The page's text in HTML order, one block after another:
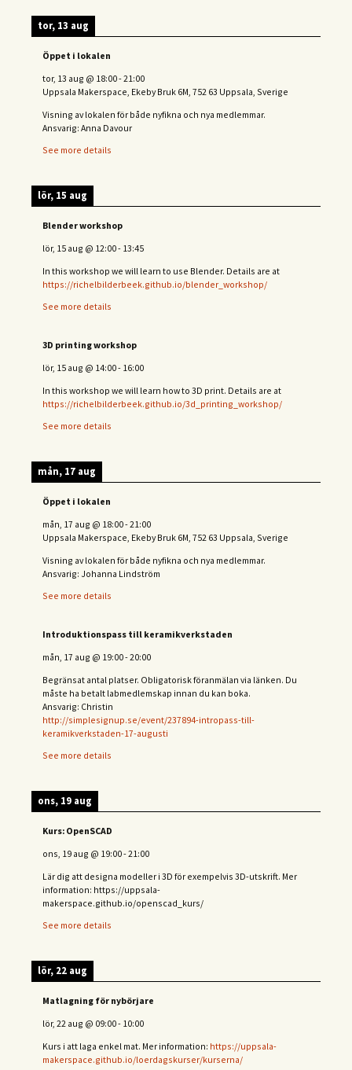
tor, 13 aug
Öppet i lokalen
tor, 13 aug @ 18:00-21:00
Uppsala Makerspace, Ekeby Bruk 6M, 752 63 Uppsala, Sverige
Visning av lokalen för både nyfikna och nya medlemmar.
Ansvarig: Anna Davour
See more details
lör, 15 aug
Blender workshop
lör, 15 aug @ 12:00- 13:45
In this workshop we will learn to use Blender. Details are at
https://richelbilderbeek.github.io/blender_workshop/
See more details
3D printing workshop
lör, 15 aug @ 14:00- 16:00
In this workshop we will learn how to 3D print. Details are at
https://richelbilderbeek.github.io/3d_printing_workshop/
See more details
mån, 17 aug
Öppet i lokalen
mån, 17 aug @ 18:00-21:00
Uppsala Makerspace, Ekeby Bruk 6M, 752 63 Uppsala, Sverige
Visning av lokalen för både nyfikna och nya medlemmar.
Ansvarig: Johanna Lindström
See more details
Introduktionspass till keramikverkstaden
mån, 17 aug @ 19:00-20:00
Begränsat antal platser. Obligatorisk föranmälan via länken. Du
måste ha betalt labmedlemskap innan du kan boka.
Ansvarig: Christin
http://simplesignup.se/event/237894-intropass-till-
keramikverkstaden-17-augusti
See more details
ons, 19 aug
Kurs: OpenSCAD
ons, 19 aug @ 19:00-21:00
Lär dig att designa modeller i 3D för exempelvis 3D-utskrift. Mer
information: https://uppsala-
makerspace.github.io/openscad_kurs/
See more details
lör, 22 aug
Matlagning för nybörjare
lör, 22 aug @ 09:00- 10:00
Kurs i att laga enkel mat. Mer information: https://uppsala-
makerspace.github.io/loerdagskurser/kurserna/